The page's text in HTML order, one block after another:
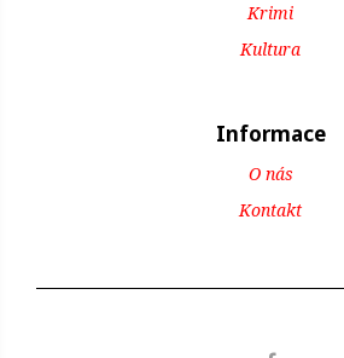
Krimi
Kultura
Informace
O nás
Kontakt